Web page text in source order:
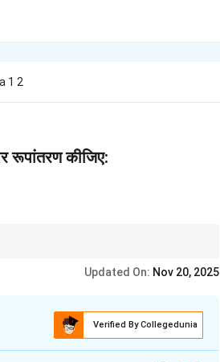
1 2
रूपांतरण कीजिए:
Updated On: Nov 20, 2025
Verified By Collegedunia